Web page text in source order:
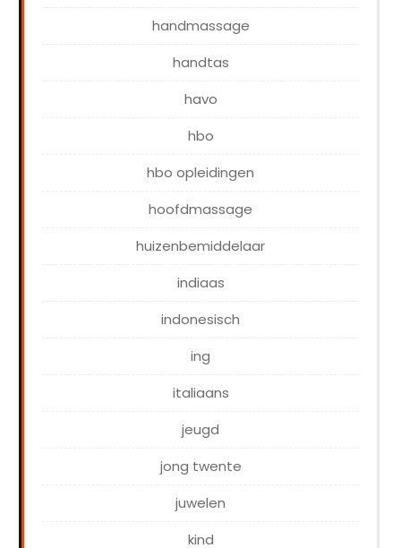
handmassage
handtas
havo
hbo
hbo opleidingen
hoofdmassage
huizenbemiddelaar
indiaas
indonesisch
ing
italiaans
jeugd
jong twente
juwelen
kind